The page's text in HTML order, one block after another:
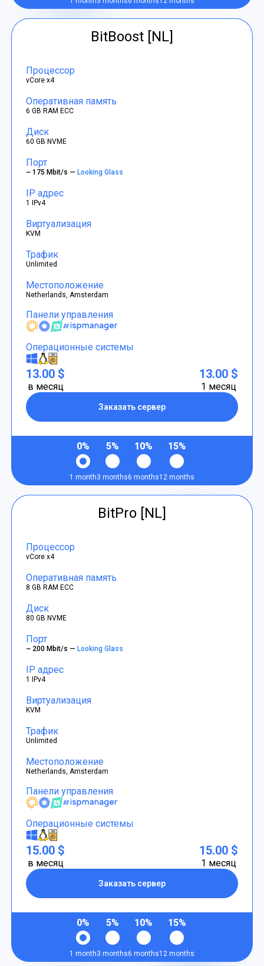
BitBoost [NL]
Процессор
vCore x4
Оперативная память
6 GB RAM ECC
Диск
60 GB NVME
Порт
~ 175 Mbit/s —Looking Glass
IP адрес
1 IPv4
Виртуализация
KVM
Трафик
Unlimited
Местоположение
Netherlands, Amsterdam
Панели управления
Операционные системы
13.00 $
в месяц
Заказать сервер
13.00 $
1 месяц
0%
1 month
5%
3 months
10%
6 months
15%
12 months
BitPro [NL]
Процессор
vCore x4
Оперативная память
8 GB RAM ECC
Диск
80 GB NVME
Порт
~ 200 Mbit/s —Looking Glass
IP адрес
1 IPv4
Виртуализация
KVM
Трафик
Unlimited
Местоположение
Netherlands, Amsterdam
Панели управления
Операционные системы
15.00 $
в месяц
Заказать сервер
15.00 $
1 месяц
0%
1 month
5%
3 months
10%
6 months
15%
12 months